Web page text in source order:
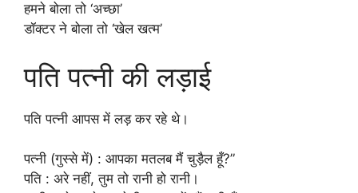
हमने बोला तो ‘अच्छा’
डॉक्टर ने बोला तो ‘खेल खत्म’
पति पत्नी की लड़ाई
पति पत्नी आपस में लड़ कर रहे थे।
पत्नी (गुस्से में) : आपका मतलब मैं चुड़ैल हूँ?”
पति : अरे नहीं, तुम तो रानी हो रानी।